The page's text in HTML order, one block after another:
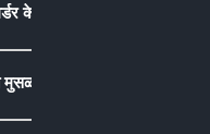
केसमधील साक्षीदाराची हत्या,
मुसळधार ते अतिमुसळधार पाऊस,